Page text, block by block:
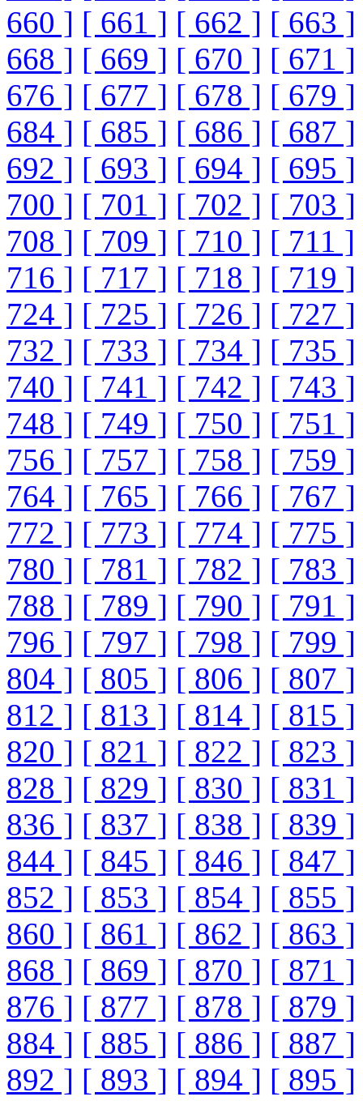
660 ] [ 661 ] [ 662 ] [ 663 ]
668 ] [ 669 ] [ 670 ] [ 671 ]
676 ] [ 677 ] [ 678 ] [ 679 ]
684 ] [ 685 ] [ 686 ] [ 687 ]
692 ] [ 693 ] [ 694 ] [ 695 ]
700 ] [ 701 ] [ 702 ] [ 703 ]
708 ] [ 709 ] [ 710 ] [ 711 ]
716 ] [ 717 ] [ 718 ] [ 719 ]
724 ] [ 725 ] [ 726 ] [ 727 ]
732 ] [ 733 ] [ 734 ] [ 735 ]
740 ] [ 741 ] [ 742 ] [ 743 ]
748 ] [ 749 ] [ 750 ] [ 751 ]
756 ] [ 757 ] [ 758 ] [ 759 ]
764 ] [ 765 ] [ 766 ] [ 767 ]
772 ] [ 773 ] [ 774 ] [ 775 ]
780 ] [ 781 ] [ 782 ] [ 783 ]
788 ] [ 789 ] [ 790 ] [ 791 ]
796 ] [ 797 ] [ 798 ] [ 799 ]
804 ] [ 805 ] [ 806 ] [ 807 ]
812 ] [ 813 ] [ 814 ] [ 815 ]
820 ] [ 821 ] [ 822 ] [ 823 ]
828 ] [ 829 ] [ 830 ] [ 831 ]
836 ] [ 837 ] [ 838 ] [ 839 ]
844 ] [ 845 ] [ 846 ] [ 847 ]
852 ] [ 853 ] [ 854 ] [ 855 ]
860 ] [ 861 ] [ 862 ] [ 863 ]
868 ] [ 869 ] [ 870 ] [ 871 ]
876 ] [ 877 ] [ 878 ] [ 879 ]
884 ] [ 885 ] [ 886 ] [ 887 ]
892 ] [ 893 ] [ 894 ] [ 895 ]